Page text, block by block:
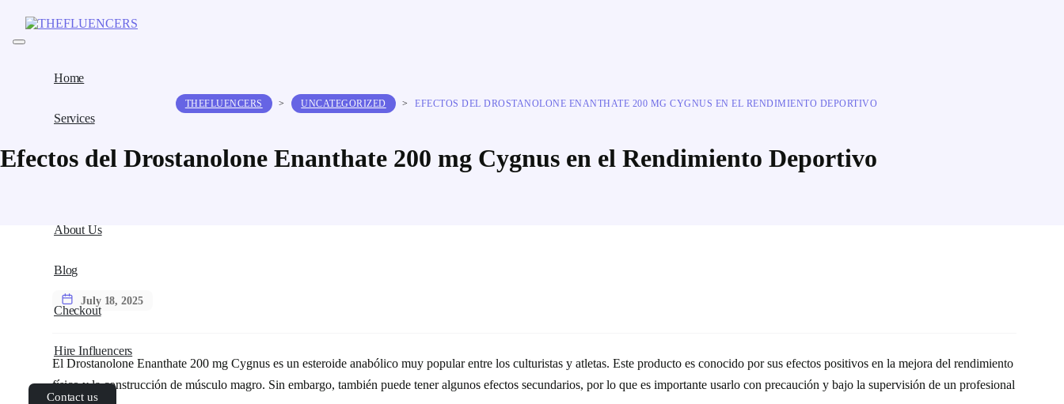
Home
Services
About Us
Blog
Checkout
Hire Influencers
Contact us
Efectos del Drostanolone Enanthate 200 mg Cygnus en el Rendimiento Deportivo
THEFLUENCERS > UNCATEGORIZED > EFECTOS DEL DROSTANOLONE ENANTHATE 200 MG CYGNUS EN EL RENDIMIENTO DEPORTIVO
July 18, 2025
El Drostanolone Enanthate 200 mg Cygnus es un esteroide anabólico muy popular entre los culturistas y atletas. Este producto es conocido por sus efectos positivos en la mejora del rendimiento
físico y la construcción de músculo magro. Sin embargo, también puede tener algunos efectos secundarios, por lo que es importante usarlo con precaución y bajo la supervisión de un profesional